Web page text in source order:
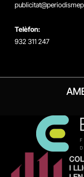
Telèfon:
932 311 247